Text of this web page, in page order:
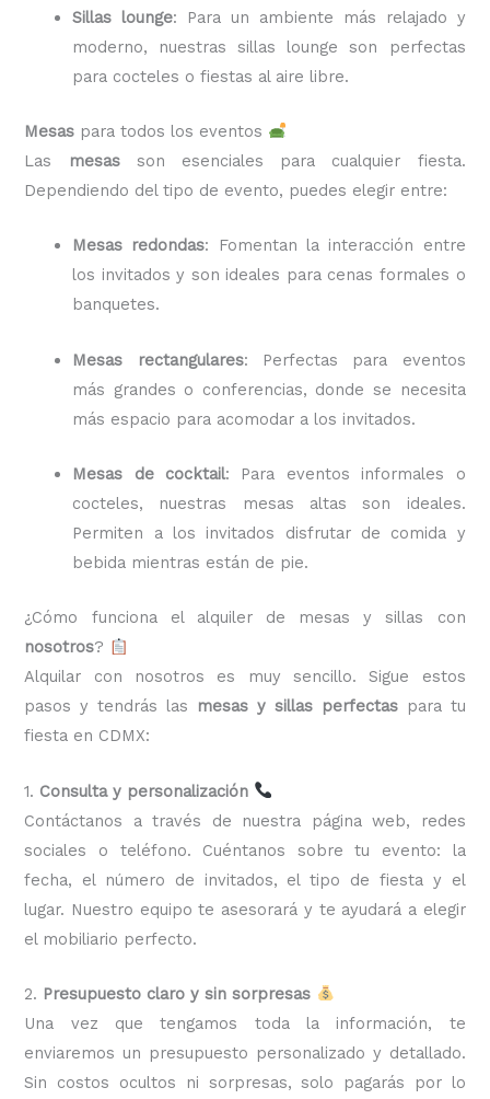
Sillas lounge: Para un ambiente más relajado y
moderno, nuestras sillas lounge son perfectas
para cocteles o fiestas al aire libre.
Mesas para todos los eventos
Las
mesasson esenciales para cualquier fiesta.
Dependiendo del tipo de evento, puedes elegir entre:
Mesas redondas: Fomentan la interacción entre
los invitados y son ideales para cenas formales o
banquetes.
Mesas rectangulares: Perfectas para eventos
más grandes o conferencias, donde se necesita
más espacio para acomodar a los invitados.
Mesas de cocktail: Para eventos informales o
cocteles, nuestras mesas altas son ideales.
Permiten a los invitados disfrutar de comida y
bebida mientras están de pie.
¿Cómo funciona el alquiler de mesas y sillas con
nosotros?
Alquilar con nosotros es muy sencillo. Sigue estos
pasos y tendrás las
mesas y sillas perfectaspara tu
fiesta en CDMX:
1. Consulta y personalización
Contáctanos a través de nuestra página web, redes
sociales o teléfono. Cuéntanos sobre tu evento: la
fecha, el número de invitados, el tipo de fiesta y el
lugar. Nuestro equipo te asesorará y te ayudará a elegir
el mobiliario perfecto.
2. Presupuesto claro y sin sorpresas
Una vez que tengamos toda la información, te
enviaremos un presupuesto personalizado y detallado.
Sin costos ocultos ni sorpresas, solo pagarás por lo